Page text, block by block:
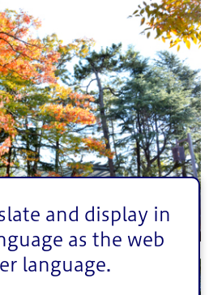
and display in
as the web
language.